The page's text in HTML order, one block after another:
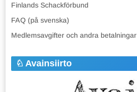
Finlands Schackförbund
FAQ (på svenska)
Medlemsavgifter och andra betalningar
Avainsiirto